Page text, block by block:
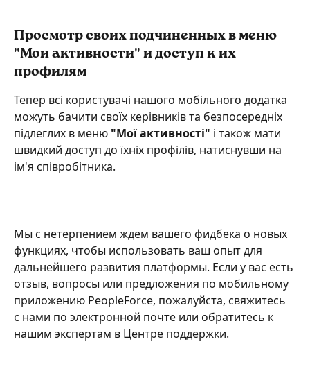
Просмотр своих подчиненных в меню
"Мои активности" и доступ к их
профилям
Тепер всі користувачі нашого мобільного додатка
можуть бачити своїх керівників та безпосередніх
підлеглих в меню "Мої активності" і також мати
швидкий доступ до їхніх профілів, натиснувши на
ім'я співробітника.
Мы с нетерпением ждем вашего фидбека о новых
функциях, чтобы использовать ваш опыт для
дальнейшего развития платформы. Если у вас есть
отзыв, вопросы или предложения по мобильному
приложению PeopleForce, пожалуйста, свяжитесь
с нами по электронной почте или обратитесь к
нашим экспертам в Центре поддержки.